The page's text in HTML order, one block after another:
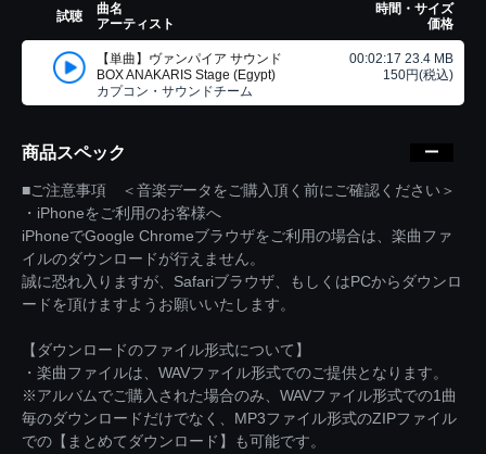
試聴
曲名
アーティスト
時間・サイズ
価格
【単曲】ヴァンパイア サウンド
BOX ANAKARIS Stage (Egypt)
カプコン・サウンドチーム
00:02:17 23.4 MB
150円(税込)
商品スペック
■ご注意事項 ＜音楽データをご購入頂く前にご確認ください＞
・iPhoneをご利用のお客様へ
iPhoneでGoogle Chromeブラウザをご利用の場合は、楽曲ファ
イルのダウンロードが行えません。
誠に恐れ入りますが、Safariブラウザ、もしくはPCからダウンロ
ードを頂けますようお願いいたします。
【ダウンロードのファイル形式について】
・楽曲ファイルは、WAVファイル形式でのご提供となります。
※アルバムでご購入された場合のみ、WAVファイル形式での1曲
毎のダウンロードだけでなく、MP3ファイル形式のZIPファイル
での【まとめてダウンロード】も可能です。